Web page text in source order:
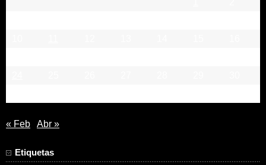
« Feb Abr »
Etiquetas